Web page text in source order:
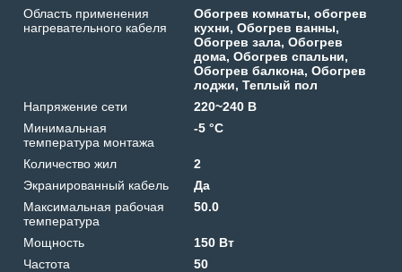
Область применения
нагревательного кабеля
Обогрев комнаты, обогрев
кухни, Обогрев ванны,
Обогрев зала, Обогрев
дома, Обогрев спальни,
Обогрев балкона, Обогрев
лоджи, Теплый пол
Напряжение сети
220~240 В
Минимальная
температура монтажа
-5 °C
Количество жил
2
Экранированный кабель
Да
Максимальная рабочая
температура
50.0
Мощность
150 Вт
Частота
50